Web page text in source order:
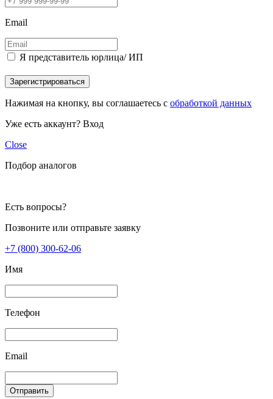
Email
Я представитель юрлица/ ИП
Зарегистрироваться
Нажимая на кнопку, вы соглашаетесь с обработкой данных
Уже есть аккаунт? Вход
Close
Подбор аналогов
Есть вопросы?
Позвоните или отправьте заявку
+7 (800) 300-62-06
Имя
Телефон
Email
Отправить